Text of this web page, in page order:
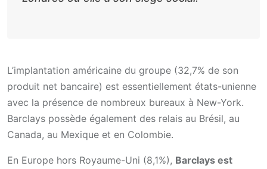
L’implantation américaine du groupe (32,7% de son
produit net bancaire) est essentiellement états-unienne
avec la présence de nombreux bureaux à New-York.
Barclays possède également des relais au Brésil, au
Canada, au Mexique et en Colombie.
En Europe hors Royaume-Uni (8,1%), Barclays est